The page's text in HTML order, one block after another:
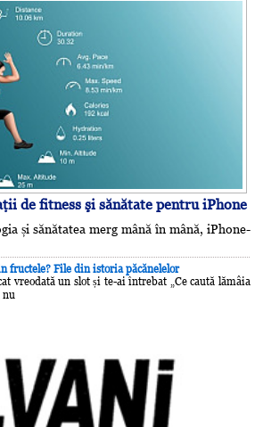
de fitness şi sănătate pentru iPhone
și sănătatea merg mână în mână, iPhone-
fructele? File din istoria păcănelelor
vreodată un slot și te-ai întrebat „Ce caută lămâia
nu